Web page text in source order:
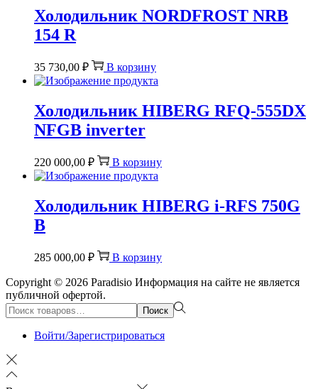
Холодильник NORDFROST NRB
154 R
35 730,00 ₽ В корзину
Холодильник HIBERG RFQ-555DX
NFGB inverter
220 000,00 ₽ В корзину
Холодильник HIBERG i-RFS 750G
B
285 000,00 ₽ В корзину
Copyright © 2026 Paradisio Информация на сайте не является
публичной офертой.
Поиск:>
Поиск
Войти/Зарегистрироваться